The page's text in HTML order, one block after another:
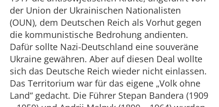
der Union der Ukrainischen Nationalisten
(OUN), dem Deutschen Reich als Vorhut gegen
die kommunistische Bedrohung andienten.
Dafür sollte Nazi-Deutschland eine souveräne
Ukraine gewähren. Aber auf diesen Deal wollte
sich das Deutsche Reich wieder nicht einlassen.
Das Territorium war für das eigene „Volk ohne
Land“ gedacht. Die Führer Stepan Bandera (1909